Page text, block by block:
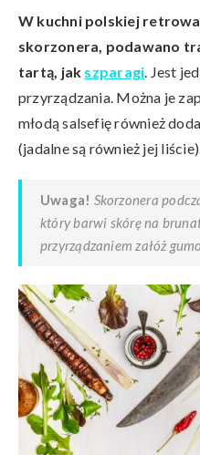
W kuchni polskiej
skorzonera, podawano
tartą, jak szparagi. Jest
przyrządzania. Można je
młodą salsefię również
(jadalne są również jej
Uwaga! Skorzonera
który barwi skórę na
przyrządzaniem załóż